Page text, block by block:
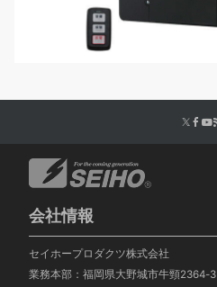
会社情報
セイホープロダクツ株式会社
業務本部：福岡県大野城市牛頸2364-